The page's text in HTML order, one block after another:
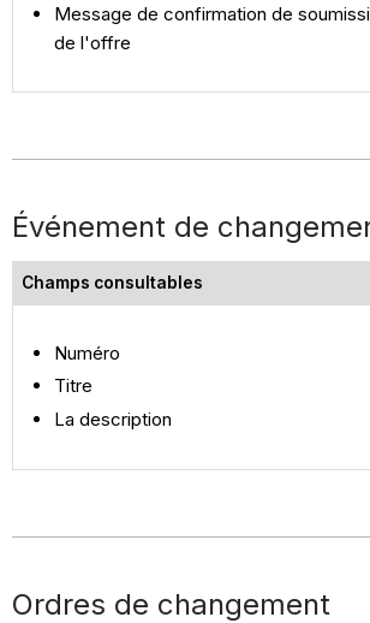
Message de confirmation de
de l'offre
Événement de
Champs consultables
Numéro
Titre
La description
Ordres de changement